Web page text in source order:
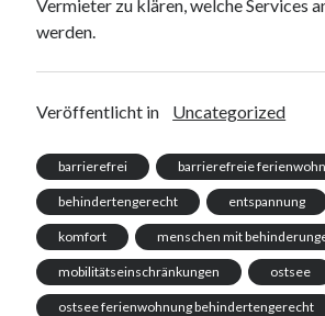
Vermieter zu klären, welche Services
werden.
Veröffentlicht in Uncategorized
barrierefrei barrierefreie
behindertengerecht entspannung
komfort menschen mit
mobilitätseinschränkungen ostsee
ostsee ferienwohnung behindertengerecht